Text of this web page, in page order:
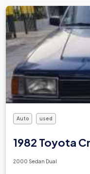
Auto used
1982 Toyota
2000 Sedan Dual